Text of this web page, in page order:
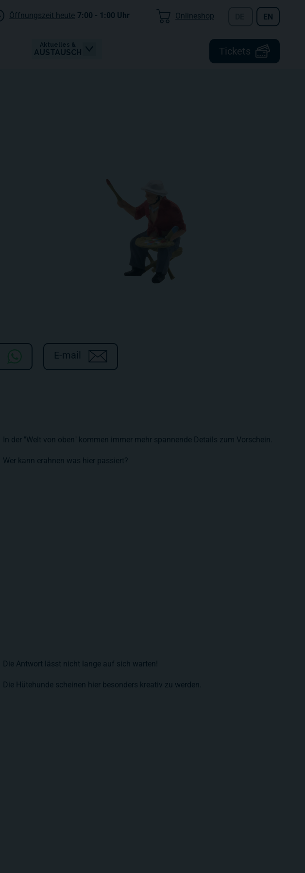
Tickets
Aktuelles &
AUSTAUSCH
Öffnungszeit heute 7:00 - 1:00 Uhr Onlineshop EN
E-mail
In der "Welt von oben" kommen immer mehr spannende Details zum Vorschein.
Wer kann erahnen was hier passiert?
Die Antwort lässt nicht lange auf sich warten!
Die Hütehunde scheinen hier besonders kreativ zu werden.